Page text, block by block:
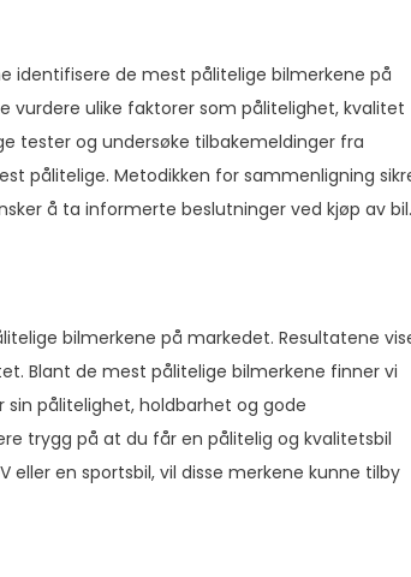
identifisere de mest pålitelige bilmerkene på
vurdere ulike faktorer som pålitelighet, kvalitet
tester og undersøke tilbakemeldinger fra
pålitelige. Metodikken for sammenligning
å ta informerte beslutninger ved kjøp av bil.
bilmerkene på markedet. Resultatene
Blant de mest pålitelige bilmerkene finner vi
sin pålitelighet, holdbarhet og gode
trygg på at du får en pålitelig og kvalitetsbil
eller en sportsbil, vil disse merkene kunne tilby